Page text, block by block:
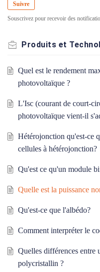
Suivre
Souscrivez pour recevoir des
Produits et
Quel est le rendement
photovoltaïque ?
L'Isc (courant de court-
photovoltaïque vient-il
Hétérojonction qu'est-ce
cellules à hétérojonction?
Qu'est ce qu'un module
Quelle est la puissance
Qu'est-ce que l'albédo?
Comment interpréter le
Quelles différences entre
polycristallin ?